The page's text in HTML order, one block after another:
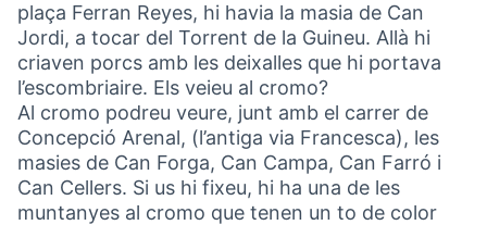
plaça Ferran Reyes, hi havia la masia de Can
Jordi, a tocar del Torrent de la Guineu. Allà hi
criaven porcs amb les deixalles que hi portava
l’escombriaire. Els veieu al cromo?
Al cromo podreu veure, junt amb el carrer de
Concepció Arenal, (l’antiga via Francesca), les
masies de Can Forga, Can Campa, Can Farró i
Can Cellers. Si us hi fixeu, hi ha una de les
muntanyes al cromo que tenen un to de color